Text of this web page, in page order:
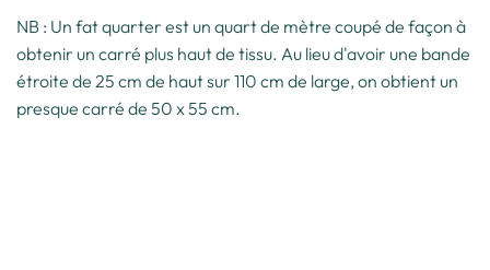
NB : Un fat quarter est un quart de mètre coupé de façon à
obtenir un carré plus haut de tissu. Au lieu d'avoir une bande
étroite de 25 cm de haut sur 110 cm de large, on obtient un
presque carré de 50 x 55 cm.